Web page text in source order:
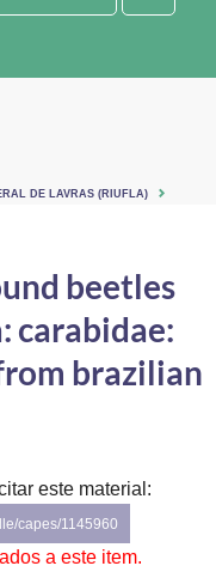
DE LAVRAS (RIUFLA)
beetles
carabidae:
brazilian
este material:
capes/1145960
a este item.